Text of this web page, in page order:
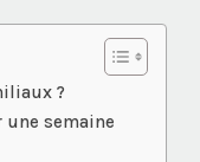
?
une semaine